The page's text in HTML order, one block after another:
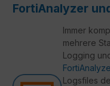
FortiAnalyzer
Immer
mehrere
Logging
Logsfiles